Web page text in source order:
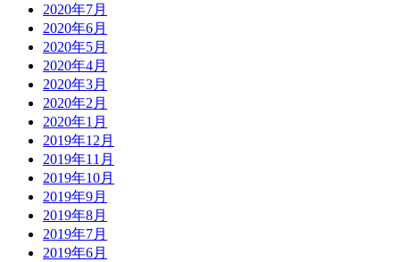
2020年7月
2020年6月
2020年5月
2020年4月
2020年3月
2020年2月
2020年1月
2019年12月
2019年11月
2019年10月
2019年9月
2019年8月
2019年7月
2019年6月